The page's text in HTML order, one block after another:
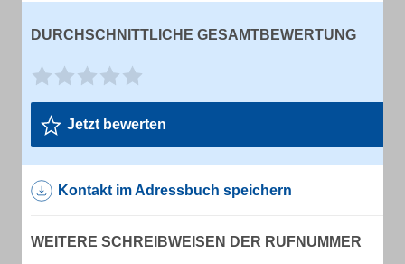
DURCHSCHNITTLICHE GESAMTBEWERTUNG
Jetzt bewerten
Kontakt im Adressbuch speichern
WEITERE SCHREIBWEISEN DER RUFNUMMER